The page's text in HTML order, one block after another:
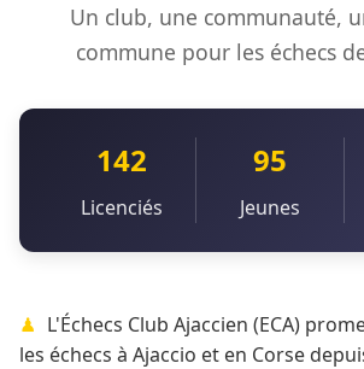
Un club, une communauté,
commune pour les échecs
142
Licenciés
95
Jeunes
L'Échecs Club Ajaccien (ECA)
les échecs à Ajaccio et en Corse